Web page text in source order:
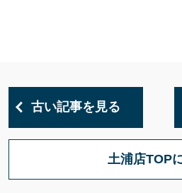
古い記事を見る
土浦店TOP